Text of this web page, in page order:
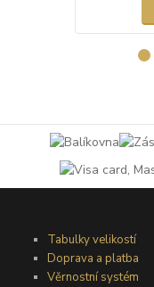
Tabulky velikostí
Doprava a platba
Věrnostní systém